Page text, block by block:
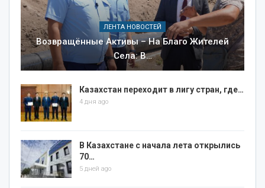
ЛЕНТА НОВОСТЕЙ
Возвращённые Активы – На Благо Жителей
Села: В…
Казахстан переходит в лигу стран, где…
4 дня ago
В Казахстане с начала лета открылись
70…
5 дней ago